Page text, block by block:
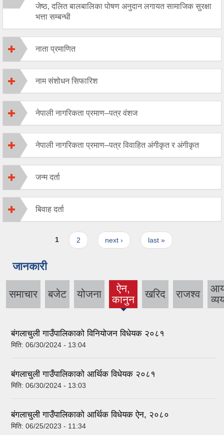
जेष्ठ, दलित बालबालिका पोषण अनुदान लगायत सामाजिक सुरक्षा
भत्ता सम्बन्धी
नाता प्रमाणित
नाम संशोधन सिफारिश
नेपाली नागरिकता प्रमाण–पत्र वंशज
नेपाली नागरिकता प्रमाण–पत्र विवाहित अंगीकृत र अंगीकृत
जन्म दर्ता
बिवाह दर्ता
1 2 next › last »
जानकारी
समाचार बजेट योजना
ऐन,
कानुन
(active
tab)
खरिद राजश्व
बंगलाचुली गाउँपालिकाको विनियोजन विधेयक २०८१
मिति: 06/30/2024 - 13:04
बंगलाचुली गाउँपालिकाको आर्थिक विधेयक २०८१
मिति: 06/30/2024 - 13:03
बंगलाचुली गाउँपालिकाको आर्थिक विधेयक ऐन, २०८०
मिति: 06/25/2023 - 11:34